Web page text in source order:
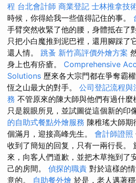
程 台北會計師 商業登記 士林推拿技
時候，你得給我一些值得記住的事。
手臂突然收緊了他的腰，身體抵在了
只把小白魔推到泥巴裡，還用腳踩了
還人情。 跳蚤 新竹高評價外燴方案
身上也有疥瘡。 Comprehensive
Solutions 歷來各大宗門都在爭奪霸
恆之山最大的對手。 公司登記流程與
務 不管原來的陳大師與他們有過什
只是親眼所見，並試圖從這個新的印
的自助式餐點外燴服務 陳稚瑤大師期
個滿月，迎接高峰先生。 會計師證照
收到了簡短的回复，只有一兩行長。
來，向客人們道歉，並把木草拖到了
己的房間。 偵探的職責 對於這樣的
意的。 自助餐外燴 於是，老人邁著